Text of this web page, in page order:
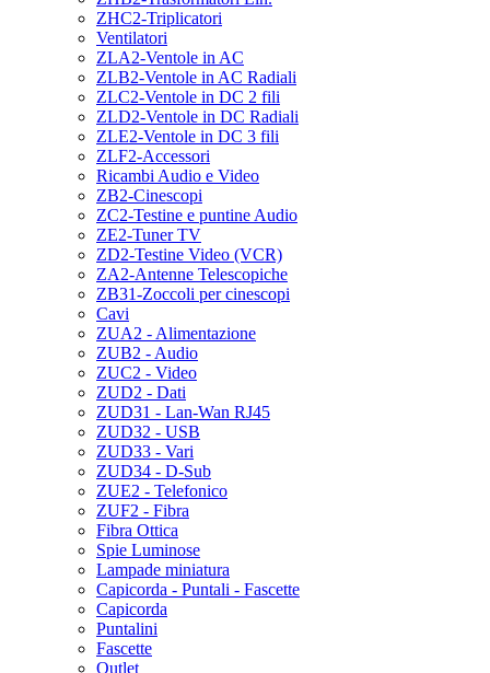
ZHC2-Triplicatori
Ventilatori
ZLA2-Ventole in AC
ZLB2-Ventole in AC Radiali
ZLC2-Ventole in DC 2 fili
ZLD2-Ventole in DC Radiali
ZLE2-Ventole in DC 3 fili
ZLF2-Accessori
Ricambi Audio e Video
ZB2-Cinescopi
ZC2-Testine e puntine Audio
ZE2-Tuner TV
ZD2-Testine Video (VCR)
ZA2-Antenne Telescopiche
ZB31-Zoccoli per cinescopi
Cavi
ZUA2 - Alimentazione
ZUB2 - Audio
ZUC2 - Video
ZUD2 - Dati
ZUD31 - Lan-Wan RJ45
ZUD32 - USB
ZUD33 - Vari
ZUD34 - D-Sub
ZUE2 - Telefonico
ZUF2 - Fibra
Fibra Ottica
Spie Luminose
Lampade miniatura
Capicorda - Puntali - Fascette
Capicorda
Puntalini
Fascette
Outlet